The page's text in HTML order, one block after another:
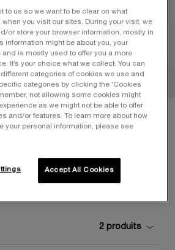
2 produits
to us so we want to be clear on what
you visit our sites. During your visit, we
or store your browser information, mostly in
information might be about you, your
is mostly used to offer you a more
It’s your choice what we collect. You can
categories of cookies we use and
categories by clicking the ‘Cookies
not allowing some cookies might
as we might not be able to offer
and/or features. To learn more about how
your personal information, please see
Accept All Cookies